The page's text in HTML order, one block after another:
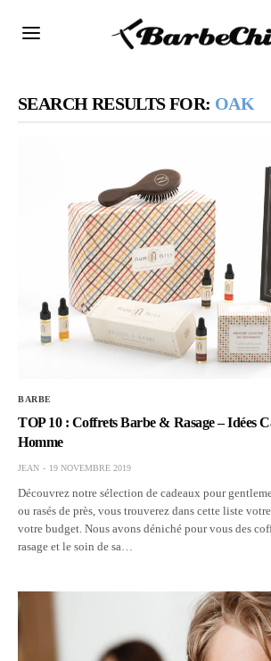
SEARCH RESULTS FOR: OAK
BARBE
TOP 10 : Coffrets Barbe & Rasage – Idées
Homme
JEAN 19 NOVEMBRE 2019
Découvrez notre sélection de cadeaux pour
ou rasés de près, vous trouverez dans cette liste
votre budget. Nous avons déniché pour vous des
rasage et le soin de sa…